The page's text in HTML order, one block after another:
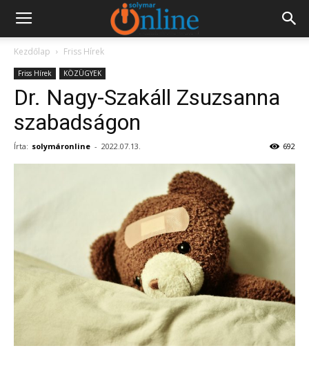
Kezdőlap Friss Hírek
Friss Hírek KÖZÜGYEK
Dr. Nagy-Szakáll Zsuzsanna
szabadságon
Írta: solymáronline - 2022.07.13. 692